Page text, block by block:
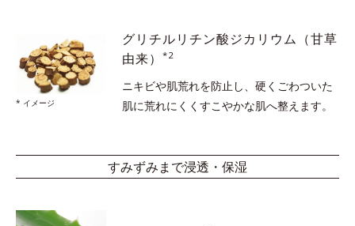
* イメージ
グリチルリチン酸ジカリウム （甘草
由来）*2
ニキビや肌荒れを防止し、硬くごわついた
肌に荒れにくくすこやかな肌へ整えます。
すみずみまで浸透・保湿